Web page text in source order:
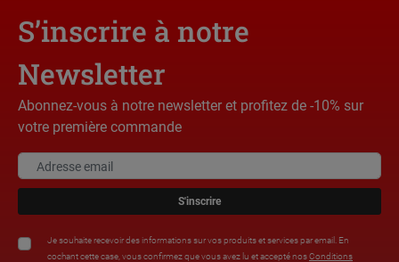
S’inscrire à notre
Newsletter
Abonnez-vous à notre newsletter et profitez de -10% sur
votre première commande
S'inscrire
Je souhaite recevoir des informations sur vos produits et services par email. En
cochant cette case, vous confirmez que vous avez lu et accepté nosConditions